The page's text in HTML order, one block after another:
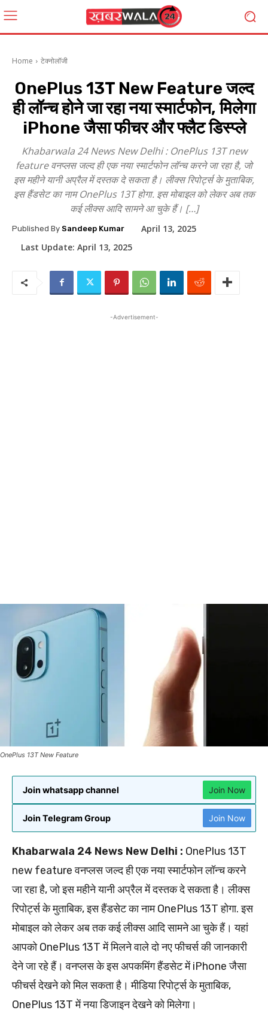
Home टेक्नोलॉजी
OnePlus 13T New Feature जल्द
ही लॉन्च होने जा रहा नया स्मार्टफोन, मिलेगा
iPhone जैसा फीचर और फ्लैट डिस्प्ले
Khabarwala 24 News New Delhi : OnePlus 13T new
feature वनप्लस जल्द ही एक नया स्मार्टफोन लॉन्च करने जा रहा है, जो
इस महीने यानी अप्रैल में दस्तक दे सकता है। लीक्स रिपोर्ट्स के मुताबिक,
इस हैंडसेट का नाम OnePlus 13T होगा. इस मोबाइल को लेकर अब तक
कई लीक्स आदि सामने आ चुके हैं। […]
Published By Sandeep Kumar
April 13, 2025
Last Update: April 13, 2025
-Advertisement-
OnePlus 13T New Feature
Join whatsapp channel Join Now
Join Telegram Group Join Now
Khabarwala 24 News New Delhi : OnePlus 13T
new feature वनप्लस जल्द ही एक नया स्मार्टफोन लॉन्च करने
जा रहा है, जो इस महीने यानी अप्रैल में दस्तक दे सकता है। लीक्स
रिपोर्ट्स के मुताबिक, इस हैंडसेट का नाम OnePlus 13T होगा. इस
मोबाइल को लेकर अब तक कई लीक्स आदि सामने आ चुके हैं। यहां
आपको OnePlus 13T में मिलने वाले दो नए फीचर्स की जानकारी
देने जा रहे हैं। वनप्लस के इस अपकमिंग हैंडसेट में iPhone जैसा
फीचर्स देखने को मिल सकता है। मीडिया रिपोर्ट्स के मुताबिक,
OnePlus 13T में नया डिजाइन देखने को मिलेगा।